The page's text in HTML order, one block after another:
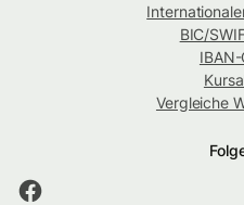
BIC/
Vergleiche